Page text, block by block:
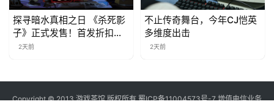
探寻暗水真相之日 《杀死影
子》正式发售！首发折扣限
时开启中
2天前
不止传奇舞台，今年CJ恺英
多维度出击
2天前
Copyright © 2013 游戏茶馆 版权所有蜀ICP备11004573号-7增值电信业务